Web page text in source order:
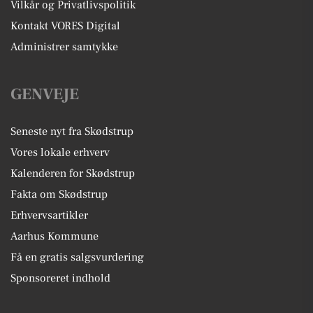
Vilkår og Privatlivspolitik
Kontakt VORES Digital
Administrer samtykke
GENVEJE
Seneste nyt fra Skødstrup
Vores lokale erhverv
Kalenderen for Skødstrup
Fakta om Skødstrup
Erhvervsartikler
Aarhus Kommune
Få en gratis salgsvurdering
Sponsoreret indhold